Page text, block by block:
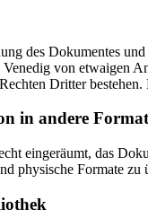
des Dokumentes
von etwaigen
Dritter
in andere
eingeräumt, das
physische Formate